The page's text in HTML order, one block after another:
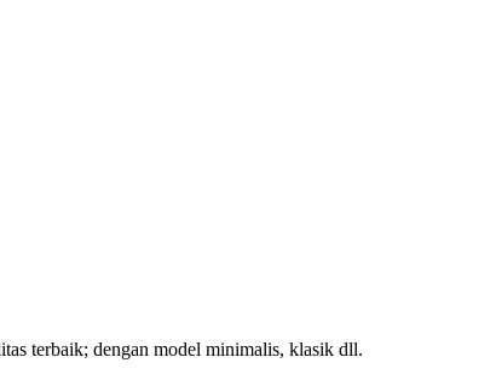
terbaik; dengan model minimalis, klasik dll.